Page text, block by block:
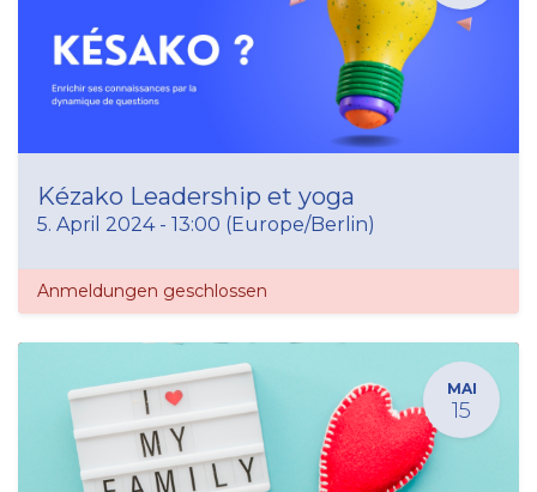
Kézako Leadership et yoga
5. April 2024- 13:00 (Europe/Berlin)
Anmeldungen geschlossen
MAI
15